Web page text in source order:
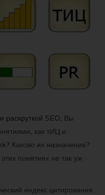
раскруткой SEO, Вы
как тИЦ и
Каково их назначение?
понятиях не так уж
индекс цитирования.